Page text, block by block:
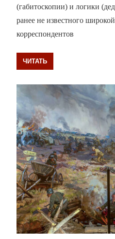
(габитоскопии) и логики
ранее не известного
корреспондентов
ЧИТАТЬ